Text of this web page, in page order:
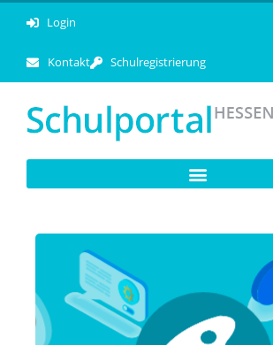
Login
Kontakt Schulregistrierung